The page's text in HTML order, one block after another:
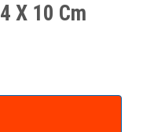
X 10 Cm